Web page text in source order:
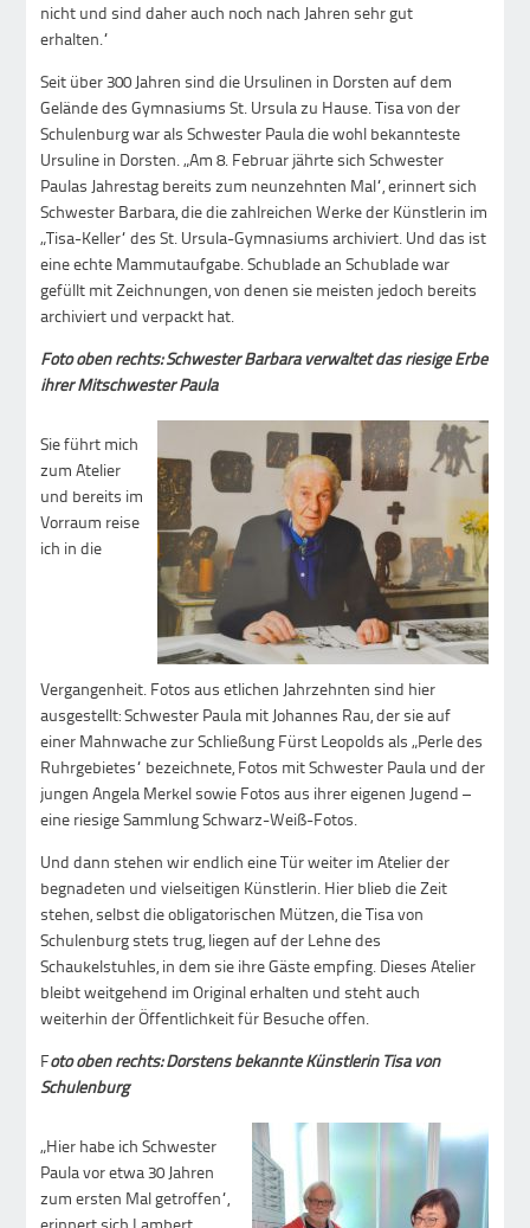
nicht und sind daher auch noch nach Jahren sehr gut
erhalten.“
Seit über 300 Jahren sind die Ursulinen in Dorsten auf dem
Gelände des Gymnasiums St. Ursula zu Hause. Tisa von der
Schulenburg war als Schwester Paula die wohl bekannteste
Ursuline in Dorsten. „Am 8. Februar jährte sich Schwester
Paulas Jahrestag bereits zum neunzehnten Mal“, erinnert sich
Schwester Barbara, die die zahlreichen Werke der Künstlerin im
„Tisa-Keller“ des St. Ursula-Gymnasiums archiviert. Und das ist
eine echte Mammutaufgabe. Schublade an Schublade war
gefüllt mit Zeichnungen, von denen sie meisten jedoch bereits
archiviert und verpackt hat.
Foto oben rechts: Schwester Barbara verwaltet das riesige Erbe
ihrer Mitschwester Paula
Sie führt mich
zum Atelier
und bereits im
Vorraum reise
ich in die
Vergangenheit. Fotos aus etlichen Jahrzehnten sind hier
ausgestellt: Schwester Paula mit Johannes Rau, der sie auf
einer Mahnwache zur Schließung Fürst Leopolds als „Perle des
Ruhrgebietes“ bezeichnete, Fotos mit Schwester Paula und der
jungen Angela Merkel sowie Fotos aus ihrer eigenen Jugend –
eine riesige Sammlung Schwarz-Weiß-Fotos.
Und dann stehen wir endlich eine Tür weiter im Atelier der
begnadeten und vielseitigen Künstlerin. Hier blieb die Zeit
stehen, selbst die obligatorischen Mützen, die Tisa von
Schulenburg stets trug, liegen auf der Lehne des
Schaukelstuhles, in dem sie ihre Gäste empfing. Dieses Atelier
bleibt weitgehend im Original erhalten und steht auch
weiterhin der Öffentlichkeit für Besuche offen.
Foto oben rechts: Dorstens bekannte Künstlerin Tisa von
Schulenburg
„Hier habe ich Schwester
Paula vor etwa 30 Jahren
zum ersten Mal getroffen“,